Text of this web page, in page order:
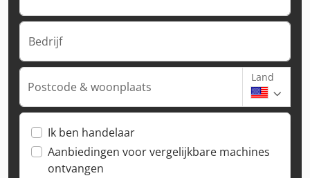
Bedrijf
Postcode & woonplaats
Land
Ik ben handelaar
Aanbiedingen voor vergelijkbare machines
ontvangen